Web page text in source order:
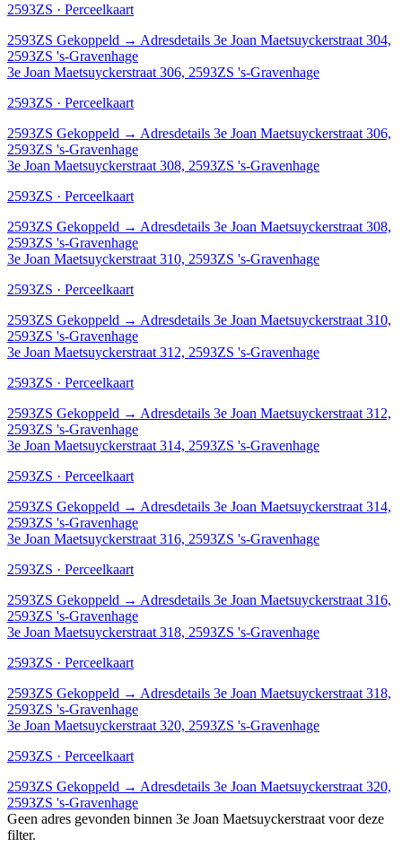
2593ZS · Perceelkaart
2593ZS Gekoppeld → Adresdetails 3e Joan Maetsuyckerstraat 304,
2593ZS 's-Gravenhage
3e Joan Maetsuyckerstraat 306, 2593ZS 's-Gravenhage
2593ZS · Perceelkaart
2593ZS Gekoppeld → Adresdetails 3e Joan Maetsuyckerstraat 306,
2593ZS 's-Gravenhage
3e Joan Maetsuyckerstraat 308, 2593ZS 's-Gravenhage
2593ZS · Perceelkaart
2593ZS Gekoppeld → Adresdetails 3e Joan Maetsuyckerstraat 308,
2593ZS 's-Gravenhage
3e Joan Maetsuyckerstraat 310, 2593ZS 's-Gravenhage
2593ZS · Perceelkaart
2593ZS Gekoppeld → Adresdetails 3e Joan Maetsuyckerstraat 310,
2593ZS 's-Gravenhage
3e Joan Maetsuyckerstraat 312, 2593ZS 's-Gravenhage
2593ZS · Perceelkaart
2593ZS Gekoppeld → Adresdetails 3e Joan Maetsuyckerstraat 312,
2593ZS 's-Gravenhage
3e Joan Maetsuyckerstraat 314, 2593ZS 's-Gravenhage
2593ZS · Perceelkaart
2593ZS Gekoppeld → Adresdetails 3e Joan Maetsuyckerstraat 314,
2593ZS 's-Gravenhage
3e Joan Maetsuyckerstraat 316, 2593ZS 's-Gravenhage
2593ZS · Perceelkaart
2593ZS Gekoppeld → Adresdetails 3e Joan Maetsuyckerstraat 316,
2593ZS 's-Gravenhage
3e Joan Maetsuyckerstraat 318, 2593ZS 's-Gravenhage
2593ZS · Perceelkaart
2593ZS Gekoppeld → Adresdetails 3e Joan Maetsuyckerstraat 318,
2593ZS 's-Gravenhage
3e Joan Maetsuyckerstraat 320, 2593ZS 's-Gravenhage
2593ZS · Perceelkaart
2593ZS Gekoppeld → Adresdetails 3e Joan Maetsuyckerstraat 320,
2593ZS 's-Gravenhage
Geen adres gevonden binnen 3e Joan Maetsuyckerstraat voor deze
filter.